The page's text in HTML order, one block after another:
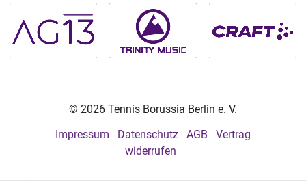
© 2026 Tennis Borussia Berlin e. V.
Impressum
Datenschutz AGB
Vertrag
widerrufen